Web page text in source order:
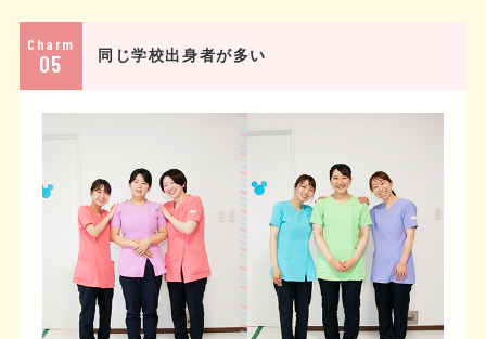
Charm
05 同じ学校出身者が多い